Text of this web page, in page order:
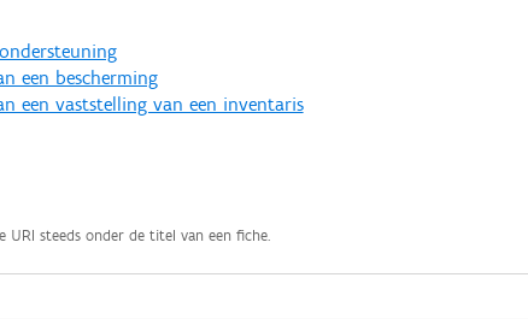
een bescherming
een vaststelling van een inventaris
URI steeds onder de titel van een fiche.